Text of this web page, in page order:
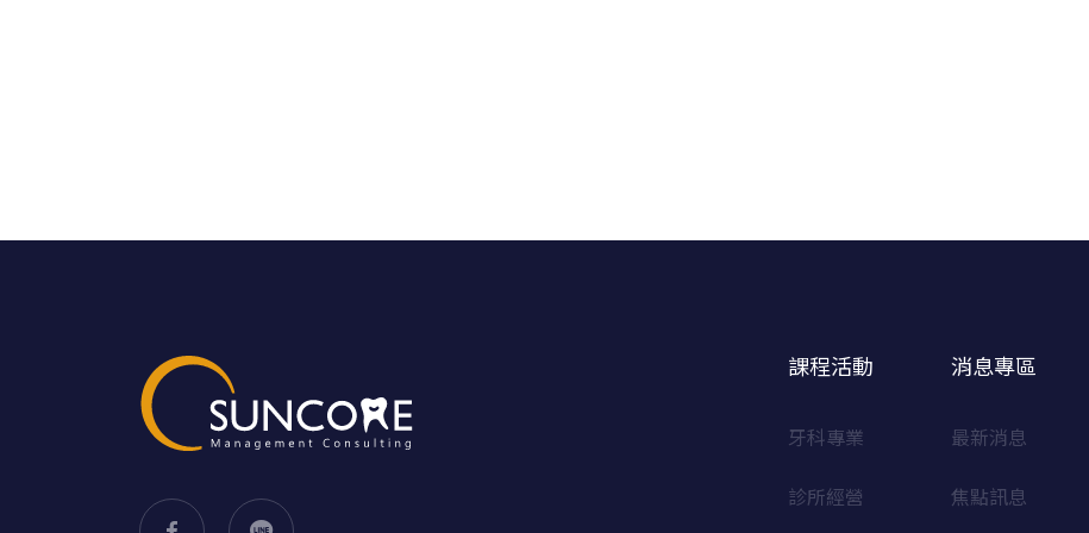
課程活動
牙科專業
診所經營
消息專區
最新消息
焦點訊息